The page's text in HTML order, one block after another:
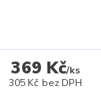
369 Kč/ks
305 Kč bez DPH